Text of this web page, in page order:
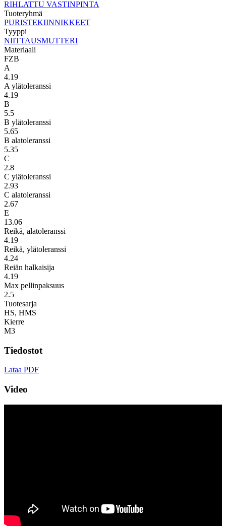
RIHLATTU VASTINPINTA
Tuoteryhmä
PURISTEKIINNIKKEET
Tyyppi
NIITTAUSMUTTERI
Materiaali
FZB
A
4.19
A ylätoleranssi
4.19
B
5.5
B ylätoleranssi
5.65
B alatoleranssi
5.35
C
2.8
C ylätoleranssi
2.93
C alatoleranssi
2.67
E
13.06
Reikä, alatoleranssi
4.19
Reikä, ylätoleranssi
4.24
Reiän halkaisija
4.19
Max pellinpaksuus
2.5
Tuotesarja
HS, HMS
Kierre
M3
Tiedostot
Lataa PDF
Video